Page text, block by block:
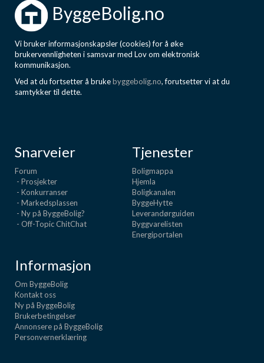
ByggeBolig.no
Vi bruker informasjonskapsler (cookies) for å øke
brukervennligheten i samsvar med Lov om elektronisk
kommunikasjon.
Ved at du fortsetter å brukebyggebolig.no, forutsetter vi at du
samtykker til dette.
Snarveier
Forum
- Prosjekter
- Konkurranser
- Markedsplassen
- Ny på ByggeBolig?
- Off-Topic ChitChat
Tjenester
Boligmappa
Hjemla
Boligkanalen
ByggeHytte
Leverandørguiden
Byggvarelisten
Energiportalen
Informasjon
Om ByggeBolig
Kontakt oss
Ny på ByggeBolig
Brukerbetingelser
Annonsere på ByggeBolig
Personvernerklæring